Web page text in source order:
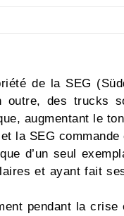
de la SEG
outre, des trucks
augmentant le
la SEG
d’un seul
et ayant fait
pendant la